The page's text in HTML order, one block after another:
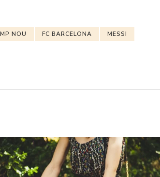
NOU FC BARCELONA MESSI